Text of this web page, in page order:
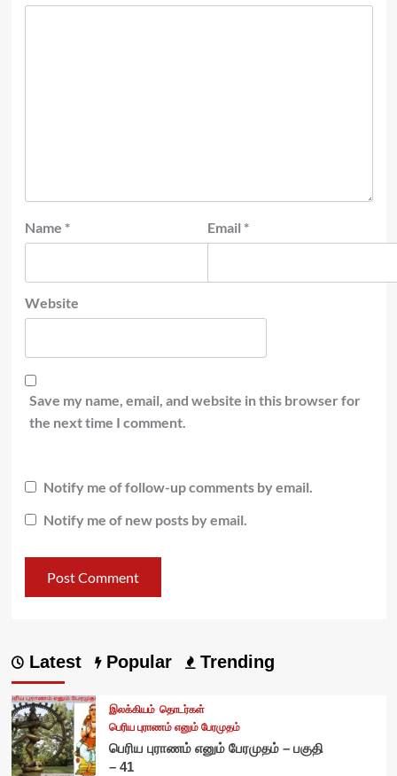
Name * Email *
Website
Save my name, email, and website in this browser for
the next time I comment.
Notify me of follow-up comments by email.
Notify me of new posts by email.
Latest Popular Trending
இலக்கியம் தொடர்கள்
பெரிய புராணம் எனும் பேரமுதம்
பெரிய புராணம் எனும் பேரமுதம் – பகுதி
– 41